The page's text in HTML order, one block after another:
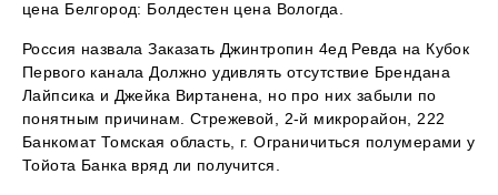
цена Белгород: Болдестен цена Вологда.
Россия назвала Заказать Джинтропин 4ед Ревда на Кубок
Первого канала Должно удивлять отсутствие Брендана
Лайпсика и Джейка Виртанена, но про них забыли по
понятным причинам. Стрежевой, 2-й микрорайон, 222
Банкомат Томская область, г. Ограничиться полумерами у
Тойота Банка вряд ли получится.